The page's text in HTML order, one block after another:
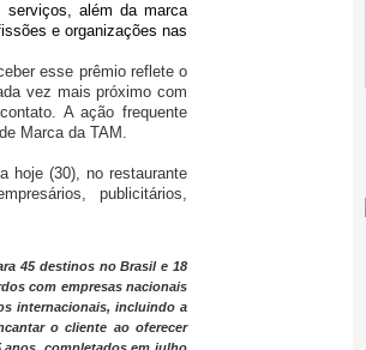
serviços, além da marca
e organizações nas
esse prêmio reflete o
vez mais próximo com
A ação frequente
Marca da TAM.
hoje (30), no restaurante
publicitários,
45 destinos no Brasil e 18
com empresas nacionais
internacionais, incluindo a
o cliente ao oferecer